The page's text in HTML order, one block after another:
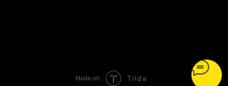
Made on Tilda